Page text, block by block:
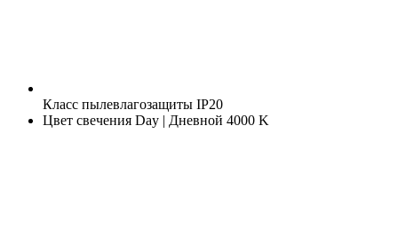
Класс пылевлагозащиты IP20
Цвет свечения Day | Дневной 4000 K